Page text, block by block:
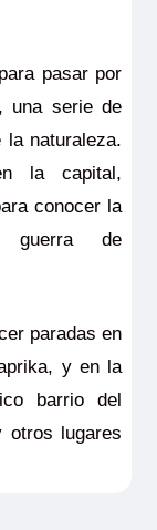
pasar por
, una serie de
la naturaleza.
la capital,
conocer la
guerra de
paradas en
y en la
barrio del
otros lugares